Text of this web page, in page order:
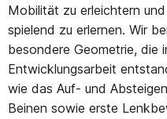
Mobilität zu erleichtern
spielend zu erlernen. Wir
besondere Geometrie, die
Entwicklungsarbeit
wie das Auf- und
Beinen sowie erste